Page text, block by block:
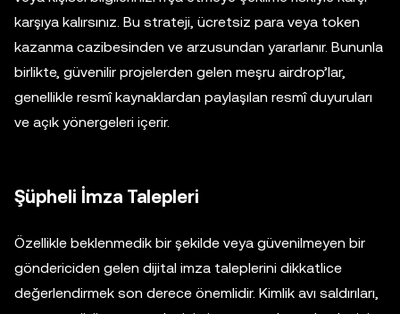
karşıya kalırsınız. Bu strateji, ücretsiz para veya token
kazanma cazibesinden ve arzusundan yararlanır. Bununla
birlikte, güvenilir projelerden gelen meşru airdrop’lar,
genellikle resmî kaynaklardan paylaşılan resmî duyuruları
ve açık yönergeleri içerir.
Şüpheli İmza Talepleri
Özellikle beklenmedik bir şekilde veya güvenilmeyen bir
göndericiden gelen dijital imza taleplerini dikkatlice
değerlendirmek son derece önemlidir. Kimlik avı saldırıları,